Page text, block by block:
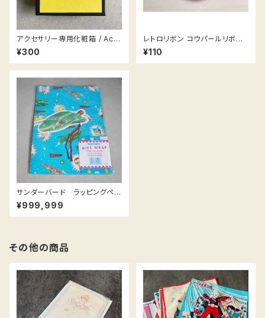
アクセサリー専用化粧箱 / Acc
essories box
¥300
レトロリボン コウパールリボン
赤/緑 一巻 (残り僅か)
¥110
サンダーバード ラッピングペー
パー デッドストック
¥999,999
その他の商品